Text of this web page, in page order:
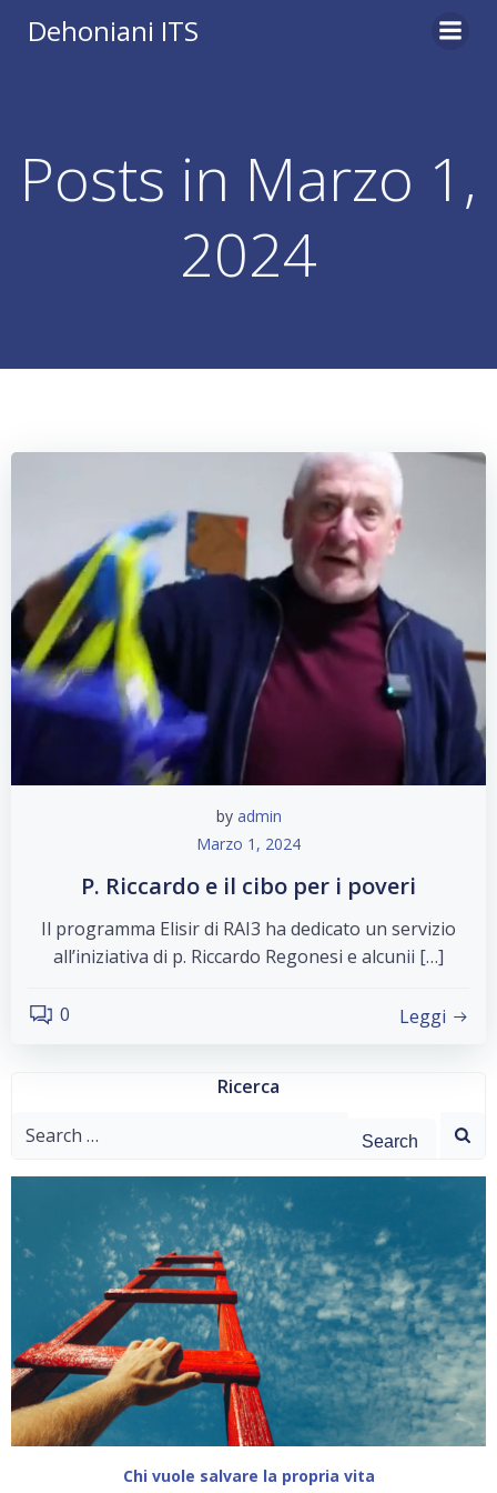
Dehoniani ITS
Posts in Marzo 1,
2024
by admin
Marzo 1, 2024
P. Riccardo e il cibo per i poveri
Il programma Elisir di RAI3 ha dedicato un servizio
all’iniziativa di p. Riccardo Regonesi e alcunii […]
0 Leggi
Ricerca
Search
Chi vuole salvare la propria vita